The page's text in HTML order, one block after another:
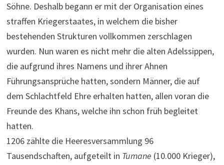
Söhne. Deshalb begann er mit der Organisation eines
straffen Kriegerstaates, in welchem die bisher
bestehenden Strukturen vollkommen zerschlagen
wurden. Nun waren es nicht mehr die alten Adelssippen,
die aufgrund ihres Namens und ihrer Ahnen
Führungsansprüche hatten, sondern Männer, die auf
dem Schlachtfeld Ehre erhalten hatten, allen voran die
Freunde des Khans, welche ihn schon früh begleitet
hatten.
1206 zählte die Heeresversammlung 96
Tausendschaften, aufgeteilt in Tumane (10.000 Krieger),